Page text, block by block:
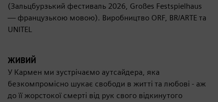
(Зальцбурзький фестиваль 2026, Großes Festspielhaus
— французькою мовою). Виробництво ORF, BR/ARTE та
UNITEL
ЖИВИЙ
У Кармен ми зустрічаємо аутсайдера, яка
безкомпромісно шукає свободи в житті та любові - аж
до її жорстокої смерті від рук свого відкинутого